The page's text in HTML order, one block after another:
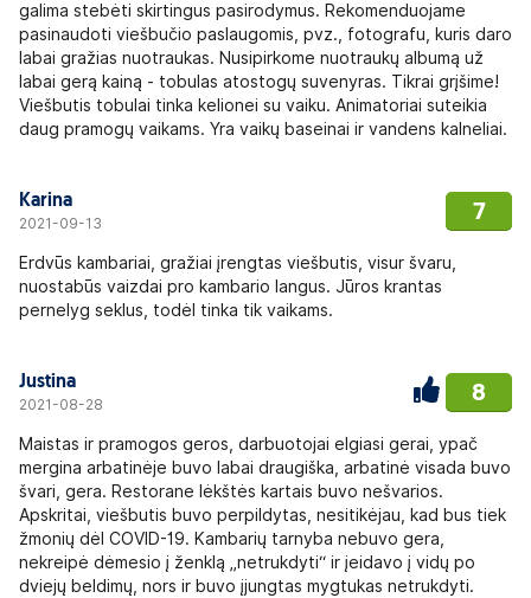
galima stebėti skirtingus pasirodymus. Rekomenduojame
pasinaudoti viešbučio paslaugomis, pvz., fotografu, kuris daro
labai gražias nuotraukas. Nusipirkome nuotraukų albumą už
labai gerą kainą - tobulas atostogų suvenyras. Tikrai grįšime!
Viešbutis tobulai tinka kelionei su vaiku. Animatoriai suteikia
daug pramogų vaikams. Yra vaikų baseinai ir vandens kalneliai.
Karina
2021-09-13 7
Erdvūs kambariai, gražiai įrengtas viešbutis, visur švaru,
nuostabūs vaizdai pro kambario langus. Jūros krantas
pernelyg seklus, todėl tinka tik vaikams.
Justina
2021-08-28 8
Maistas ir pramogos geros, darbuotojai elgiasi gerai, ypač
mergina arbatinėje buvo labai draugiška, arbatinė visada buvo
švari, gera. Restorane lėkštės kartais buvo nešvarios.
Apskritai, viešbutis buvo perpildytas, nesitikėjau, kad bus tiek
žmonių dėl COVID-19. Kambarių tarnyba nebuvo gera,
nekreipė dėmesio į ženklą „netrukdyti“ ir įeidavo į vidų po
dviejų beldimų, nors ir buvo įjungtas mygtukas netrukdyti.